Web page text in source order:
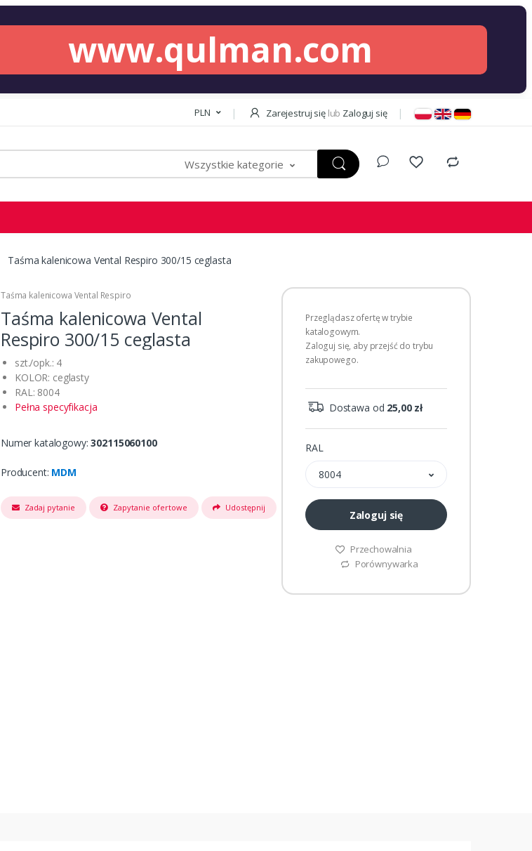
www.qulman.com
PLN Zarejestruj się lub Zaloguj się
Wszystkie kategorie
Taśma kalenicowa Vental Respiro 300/15 ceglasta
Taśma kalenicowa Vental Respiro
Taśma kalenicowa Vental
Respiro 300/15 ceglasta
szt./opk.: 4
KOLOR: ceglasty
RAL: 8004
Pełna specyfikacja
Numer katalogowy:302115060100
Producent: MDM
Zadaj pytanie Zapytanie ofertowe Udostępnij
Przeglądasz ofertę w trybie
katalogowym.
Zaloguj się, aby przejść do trybu
zakupowego.
Dostawa od 25,00 zł
RAL
8004
Zaloguj się
Przechowalnia
Porównywarka